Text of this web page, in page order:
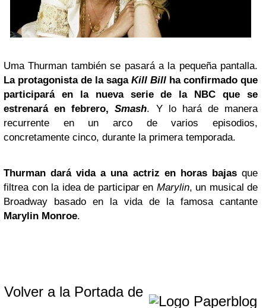
Uma Thurman también se pasará a la pequeña pantalla.
La protagonista de la saga Kill Bill ha confirmado que
participará en la nueva serie de la NBC que se
estrenará en febrero,Smash. Y lo hará de manera
recurrente en un arco de varios episodios,
concretamente cinco, durante la primera temporada.
Thurman dará vida a una actriz en horas bajasque
filtrea con la idea de participar en Marylin, un musical de
Broadway basado en la vida de la famosa cantante
Marylin Monroe.
Volver a la Portada de